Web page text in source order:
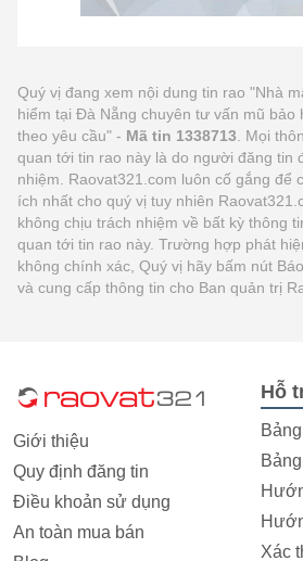
Quý vị đang xem nội dung tin rao "Nhà
hiểm tại Đà Nẵng chuyên tư vấn mũ bảo
theo yêu cầu" - Mã tin 1338713 . Mọi
quan tới tin rao này là do người đăng tin
nhiệm. Raovat321.com luôn cố gắng để
ích nhất cho quý vị tuy nhiên
không chịu trách nhiệm về bất kỳ thông
quan tới tin rao này. Trường hợp phát
không chính xác, Quý vị hãy bấm nút
và cung cấp thông tin cho Ban quản trị
Giới thiệu
Quy định đăng tin
Điều khoản sử dụng
An toàn mua bán
Hỗ
Xác